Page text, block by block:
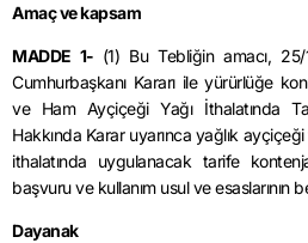
Amaç ve kapsam
MADDE 1- (1) Bu Tebliğin amacı,
Cumhurbaşkanı Kararı ile yürürlüğe
ve Ham Ayçiçeği Yağı İthalatında
Hakkında Karar uyarınca yağlık
ithalatında uygulanacak tarife
başvuru ve kullanım usul ve esaslarının
Dayanak